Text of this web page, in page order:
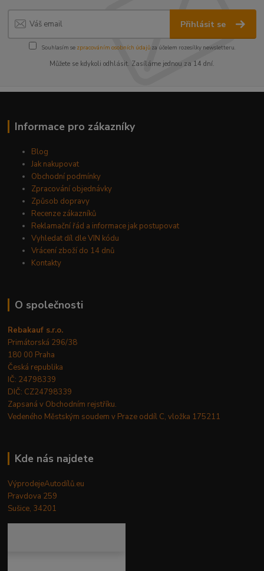
Přihlásit se
Souhlasím se zpracováním osobních údajůza účelem rozesílky newsletteru.
Můžete se kdykoli odhlásit. Zasíláme jednou za 14 dní.
Informace pro zákazníky
Blog
Jak nakupovat
Obchodní podmínky
Zpracování objednávky
Způsob dopravy
Recenze zákazníků
Reklamační řád a informace jak postupovat
Vyhledat díl dle VIN kódu
Vrácení zboží do 14 dnů
Kontakty
O společnosti
Rebakauf s.r.o.
Primátorská 296/38
180 00 Praha
Česká republika
IČ: 24798339
DIČ: CZ24798339
Zapsaná v Obchodním rejstříku.
Vedeného Městským soudem v Praze oddíl C, vložka 175211
Kde nás najdete
VýprodejeAutodílů.eu
Pravdova 259
Sušice, 34201